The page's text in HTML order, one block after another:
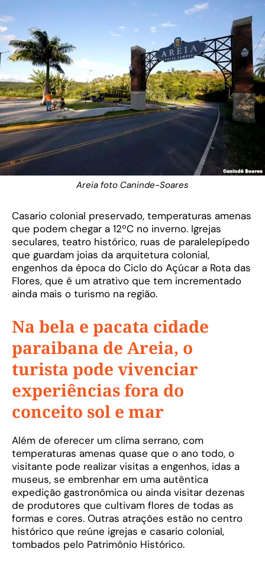
Areia foto Caninde-Soares
Casario colonial preservado, temperaturas amenas
que podem chegar a 12ºC no inverno. Igrejas
seculares, teatro histórico, ruas de paralelepípedo
que guardam joias da arquitetura colonial,
engenhos da época do Ciclo do Açúcar a Rota das
Flores, que é um atrativo que tem incrementado
ainda mais o turismo na região.
Na bela e pacata cidade
paraibana de Areia, o
turista pode vivenciar
experiências fora do
conceito sol e mar
Além de oferecer um clima serrano, com
temperaturas amenas quase que o ano todo, o
visitante pode realizar visitas a engenhos, idas a
museus, se embrenhar em uma autêntica
expedição gastronômica ou ainda visitar dezenas
de produtores que cultivam flores de todas as
formas e cores. Outras atrações estão no centro
histórico que reúne igrejas e casario colonial,
tombados pelo Patrimônio Histórico.